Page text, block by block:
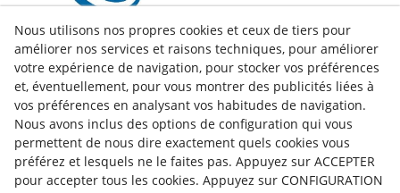
Nous utilisons nos propres cookies et ceux de tiers pour
améliorer nos services et raisons techniques, pour améliorer
votre expérience de navigation, pour stocker vos préférences
et, éventuellement, pour vous montrer des publicités liées à
vos préférences en analysant vos habitudes de navigation.
Nous avons inclus des options de configuration qui vous
permettent de nous dire exactement quels cookies vous
préférez et lesquels ne le faites pas. Appuyez sur ACCEPTER
pour accepter tous les cookies. Appuyez sur CONFIGURATION